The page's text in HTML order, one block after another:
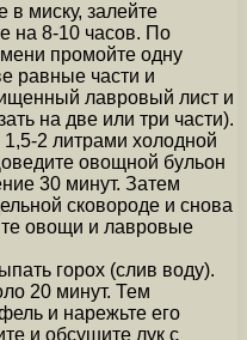
в миску, залейте
на 8-10 часов. По
промойте одну
равные части и
лавровый лист и
на две или три части).
2 литрами холодной
овощной бульон
30 минут. Затем
сковороде и снова
овощи и лавровые
горох (слив воду).
20 минут. Тем
и нарежьте его
и обсушите лук с